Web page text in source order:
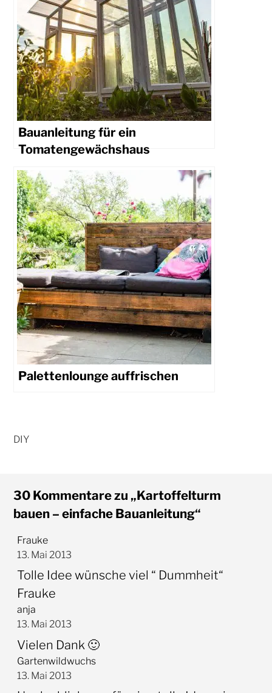
Bauanleitung für ein
Tomatengewächshaus
Palettenlounge auffrischen
30 Kommentare zu „Kartoffelturm
bauen – einfache Bauanleitung“
Frauke
13. Mai 2013
Tolle Idee wünsche viel “ Dummheit“
Frauke
anja
13. Mai 2013
Vielen Dank 🙂
Gartenwildwuchs
13. Mai 2013